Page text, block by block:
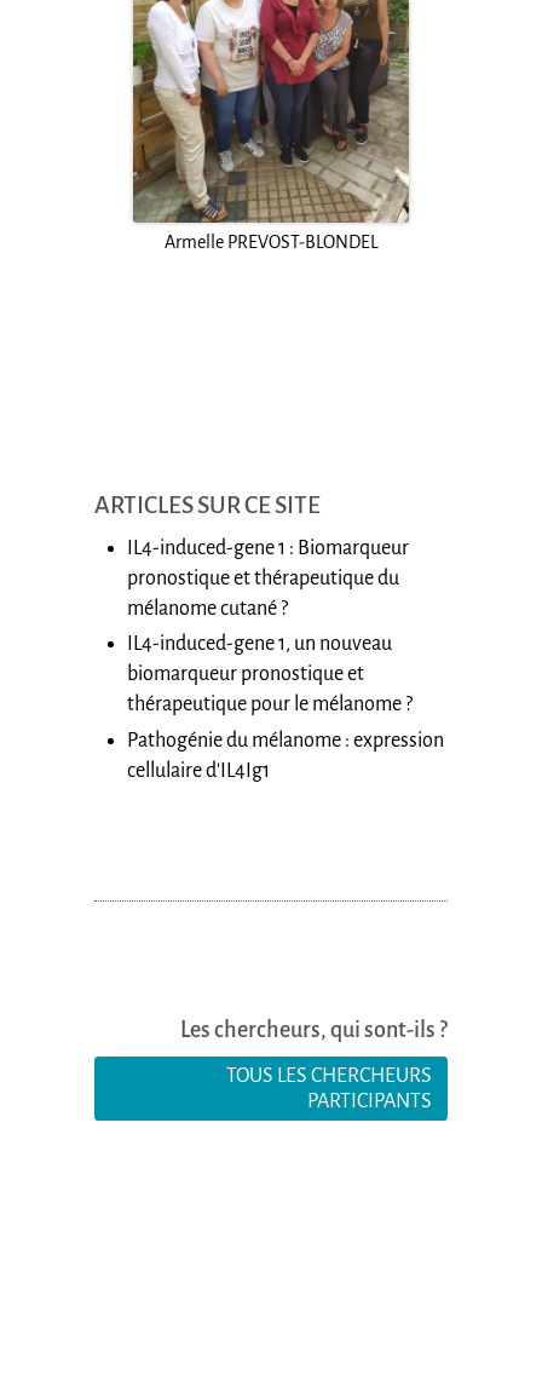
Armelle PREVOST-BLONDEL
ARTICLES SUR CE SITE
pronostique et thérapeutique du
mélanome cutané ?
biomarqueur pronostique et
thérapeutique pour le mélanome ?
Pathogénie du mélanome : expression
cellulaire d'IL4Ig1
Les chercheurs, qui sont-ils ?
TOUS LES CHERCHEURS
PARTICIPANTS